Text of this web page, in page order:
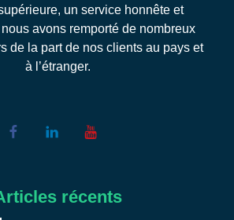
un service honnête et
avons remporté de nombreux
de la part de nos clients au pays et
à l’étranger.
récents